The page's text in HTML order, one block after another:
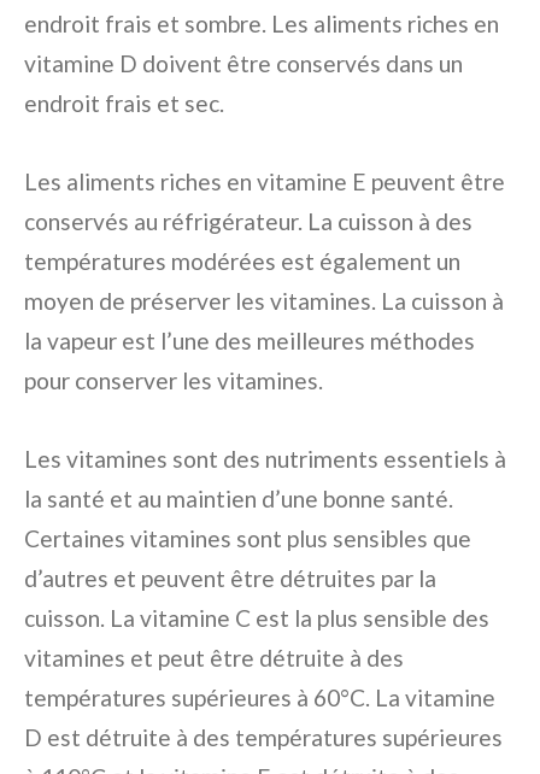
endroit frais et sombre. Les aliments riches en
vitamine D doivent être conservés dans un
endroit frais et sec.
Les aliments riches en vitamine E peuvent être
conservés au réfrigérateur. La cuisson à des
températures modérées est également un
moyen de préserver les vitamines. La cuisson à
la vapeur est l’une des meilleures méthodes
pour conserver les vitamines.
Les vitamines sont des nutriments essentiels à
la santé et au maintien d’une bonne santé.
Certaines vitamines sont plus sensibles que
d’autres et peuvent être détruites par la
cuisson. La vitamine C est la plus sensible des
vitamines et peut être détruite à des
températures supérieures à 60°C. La vitamine
D est détruite à des températures supérieures